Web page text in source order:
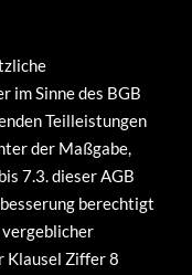
im Sinne des BGB
Teilleistungen
der Maßgabe,
7.3. dieser AGB
berechtigt
vergeblicher
Klausel Ziffer 8